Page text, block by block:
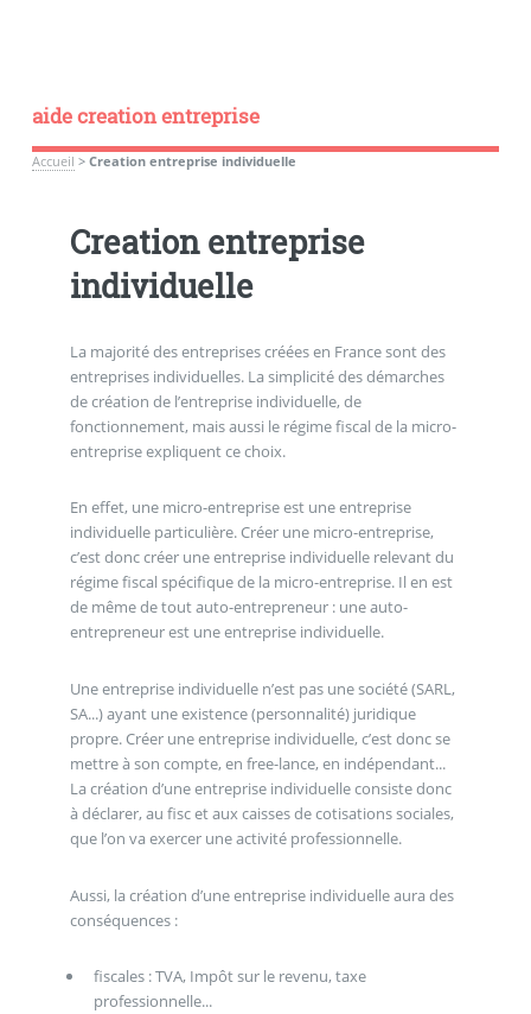
aide creation entreprise
Accueil > Creation entreprise individuelle
Creation entreprise
individuelle
La majorité des entreprises créées en France sont des
entreprises individuelles. La simplicité des démarches
de création de l’entreprise individuelle, de
fonctionnement, mais aussi le régime fiscal de la micro-
entreprise expliquent ce choix.
En effet, une micro-entreprise est une entreprise
individuelle particulière. Créer une micro-entreprise,
c’est donc créer une entreprise individuelle relevant du
régime fiscal spécifique de la micro-entreprise. Il en est
de même de tout auto-entrepreneur : une auto-
entrepreneur est une entreprise individuelle.
Une entreprise individuelle n’est pas une société (SARL,
SA...) ayant une existence (personnalité) juridique
propre. Créer une entreprise individuelle, c’est donc se
mettre à son compte, en free-lance, en indépendant...
La création d’une entreprise individuelle consiste donc
à déclarer, au fisc et aux caisses de cotisations sociales,
que l’on va exercer une activité professionnelle.
Aussi, la création d’une entreprise individuelle aura des
conséquences :
fiscales : TVA, Impôt sur le revenu, taxe
professionnelle...